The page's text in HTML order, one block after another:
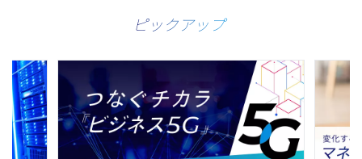
ピックアップ